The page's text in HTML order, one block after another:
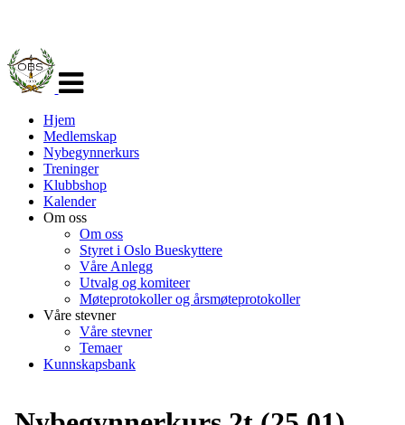
navigasjon
Hjem
Medlemskap
Nybegynnerkurs
Treninger
Klubbshop
Kalender
Om oss
Om oss
Styret i Oslo Bueskyttere
Våre Anlegg
Utvalg og komiteer
Møteprotokoller og årsmøteprotokoller
Våre stevner
Våre stevner
Temaer
Kunnskapsbank